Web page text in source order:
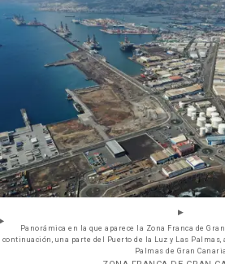
Panorámica en la que aparece la Zona Franca de
continuación, una parte del Puerto de la Luz y Las
Palmas de Gran